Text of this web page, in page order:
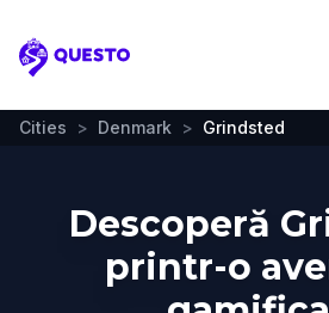
Questo
Cities > Denmark > Grindsted
Descoperă
printr-o